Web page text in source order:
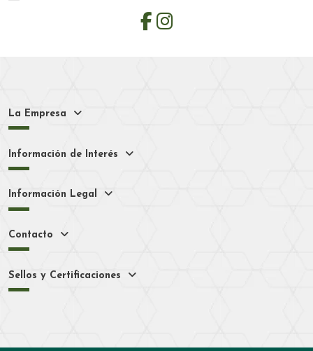
La Empresa
Información de Interés
Información Legal
Contacto
Sellos y Certificaciones